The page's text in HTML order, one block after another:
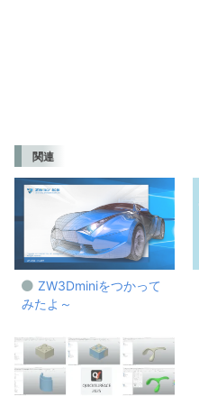
関連
ZW3Dminiをつかって
みたよ～